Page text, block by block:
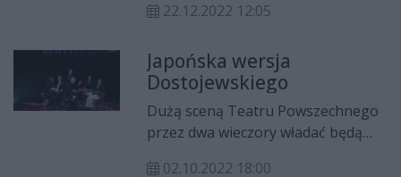
na parlament” w reżyserii Jarosława
czekają w teatrze tej wyjątkowej
nocy opowiada Małgorzata
Potocka, dyrektorka Teatru
Powszechnego w Radomiu. Na
scenie zobaczymy m.in. Katarzynę
Dorosińską, Marka Brauna, Natalię
22.12.2022 12:05
Japońska wersja
Dostojewskiego
Dużą sceną Teatru Powszechnego
przez dwa wieczory władać będą
02.10.2022 18:00